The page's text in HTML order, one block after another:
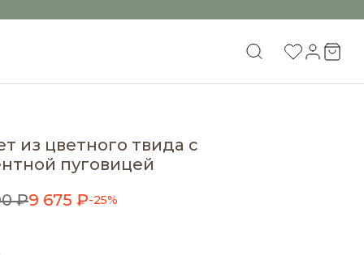
из цветного твида с
пуговицей
₽9 675 ₽-25%